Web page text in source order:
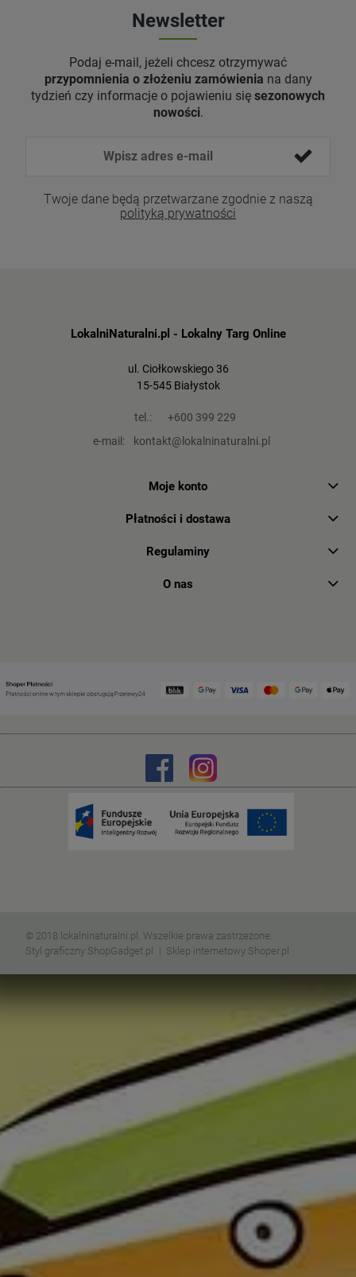
Newsletter
Podaj e-mail, jeżeli chcesz otrzymywać
przypomnienia o złożeniu zamówienia na dany
tydzień czy informacje o pojawieniu się sezonowych
nowości.
Twoje dane będą przetwarzane zgodnie z naszą
polityką prywatności
LokalniNaturalni.pl - Lokalny Targ Online
ul. Ciołkowskiego 36
15-545 Białystok
tel.:
+600 399 229
e-mail:
kontakt@lokalninaturalni.pl
Moje konto
Płatności i dostawa
Regulaminy
O nas
© 2018 lokalninaturalni.pl. Wszelkie prawa zastrzeżone.
Styl graficzny ShopGadget.pl
Sklep internetowy Shoper.pl